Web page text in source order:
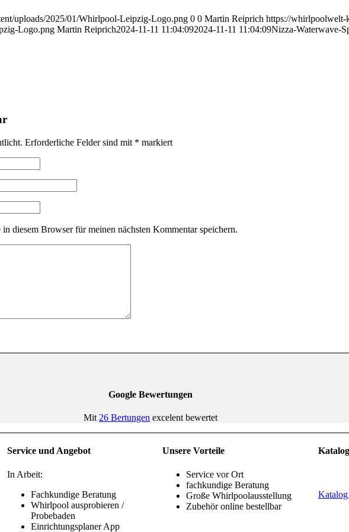
uploads/2025/01/Whirlpool-Leipzig-Logo.png 0 0 Martin Reiprich https://whirlpoolwelt-
Logo.png Martin Reiprich2024-11-11 11:04:092024-11-11 11:04:09Nizza-Waterwave-
Erforderliche Felder sind mit * markiert
diesem Browser für meinen nächsten Kommentar speichern.
Google Bewertungen
Mit 26 Bertungen excelent bewertet
Service und Angebot
In Arbeit:
Fachkundige Beratung
Whirlpool ausprobieren /
Probebaden
Einrichtungsplaner App
Unsere Vorteile
Service vor Ort
fachkundige Beratung
Große Whirlpoolausstellung
Zubehör online bestellbar